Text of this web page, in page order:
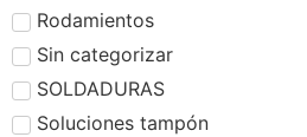
Rodamientos
Sin categorizar
SOLDADURAS
Soluciones tampón